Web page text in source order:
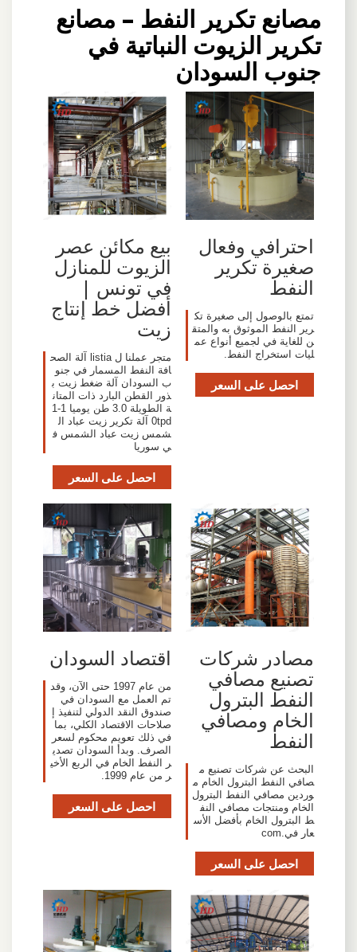
مصانع تكرير النفط – مصانع
تكرير الزيوت النباتية في
جنوب السودان
احترافي وفعال
صغيرة تكرير
النفط
تمتع بالوصول إلى صغيرة تك
رير النفط الموثوق به والمتق
ن للغاية في لجميع أنواع عم
ليات استخراج النفط.
احصل على السعر
بيع مكائن عصر
الزيوت للمنازل
في تونس |
أفضل خط إنتاج
زيت
متجر عملنا ل listia آلة الصح
افة النفط المسمار في جنو
ب السودان آلة ضغط زيت ب
ذور القطن البارد ذات المتان
ة الطويلة 3.0 طن يوميا 1-1
0tpd آلة تكرير زيت عباد ال
شمس زيت عباد الشمس ف
ي سوريا
احصل على السعر
مصادر شركات
تصنيع مصافي
النفط البترول
الخام ومصافي
النفط
البحث عن شركات تصنيع م
صافي النفط البترول الخام م
وردين مصافي النفط البترول
الخام ومنتجات مصافي النف
ط البترول الخام بأفضل الأس
عار في.com
احصل على السعر
اقتصاد السودان
من عام 1997 حتى الآن، وقد
تم العمل مع السودان في
صندوق النقد الدولي لتنفيذ إ
صلاحات الاقتصاد الكلي، بما
في ذلك تعويم محكوم لسعر
الصرف. وبدأ السودان تصدي
ر النفط الخام في الربع الأخي
ر من عام 1999.
احصل على السعر